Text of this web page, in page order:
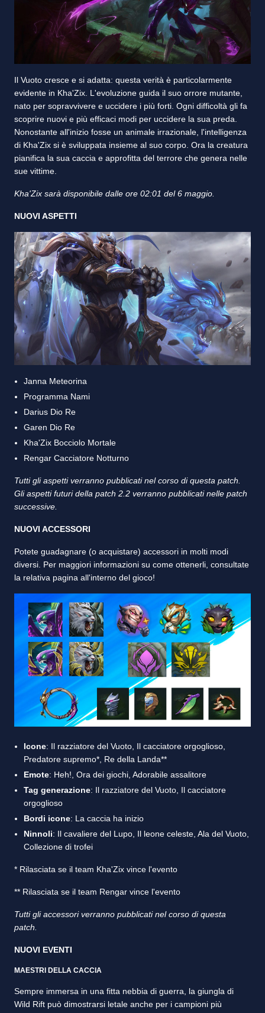
Il Vuoto cresce e si adatta: questa verità è particolarmente
evidente in Kha'Zix. L'evoluzione guida il suo orrore mutante,
nato per sopravvivere e uccidere i più forti. Ogni difficoltà gli fa
scoprire nuovi e più efficaci modi per uccidere la sua preda.
Nonostante all'inizio fosse un animale irrazionale, l'intelligenza
di Kha'Zix si è sviluppata insieme al suo corpo. Ora la creatura
pianifica la sua caccia e approfitta del terrore che genera nelle
sue vittime.
Kha'Zix sarà disponibile dalle ore 02:01 del 6 maggio.
NUOVI ASPETTI
Janna Meteorina
Programma Nami
Darius Dio Re
Garen Dio Re
Kha'Zix Bocciolo Mortale
Rengar Cacciatore Notturno
Tutti gli aspetti verranno pubblicati nel corso di questa patch.
Gli aspetti futuri della patch 2.2 verranno pubblicati nelle patch
successive.
NUOVI ACCESSORI
Potete guadagnare (o acquistare) accessori in molti modi
diversi. Per maggiori informazioni su come ottenerli, consultate
la relativa pagina all'interno del gioco!
Icone: Il razziatore del Vuoto, Il cacciatore orgoglioso,
Predatore supremo*, Re della Landa**
Emote: Heh!, Ora dei giochi, Adorabile assalitore
Tag generazione: Il razziatore del Vuoto, Il cacciatore
orgoglioso
Bordi icone: La caccia ha inizio
Ninnoli: Il cavaliere del Lupo, Il leone celeste, Ala del Vuoto,
Collezione di trofei
* Rilasciata se il team Kha'Zix vince l'evento
** Rilasciata se il team Rengar vince l'evento
Tutti gli accessori verranno pubblicati nel corso di questa
patch.
NUOVI EVENTI
MAESTRI DELLA CACCIA
Sempre immersa in una fitta nebbia di guerra, la giungla di
Wild Rift può dimostrarsi letale anche per i campioni più